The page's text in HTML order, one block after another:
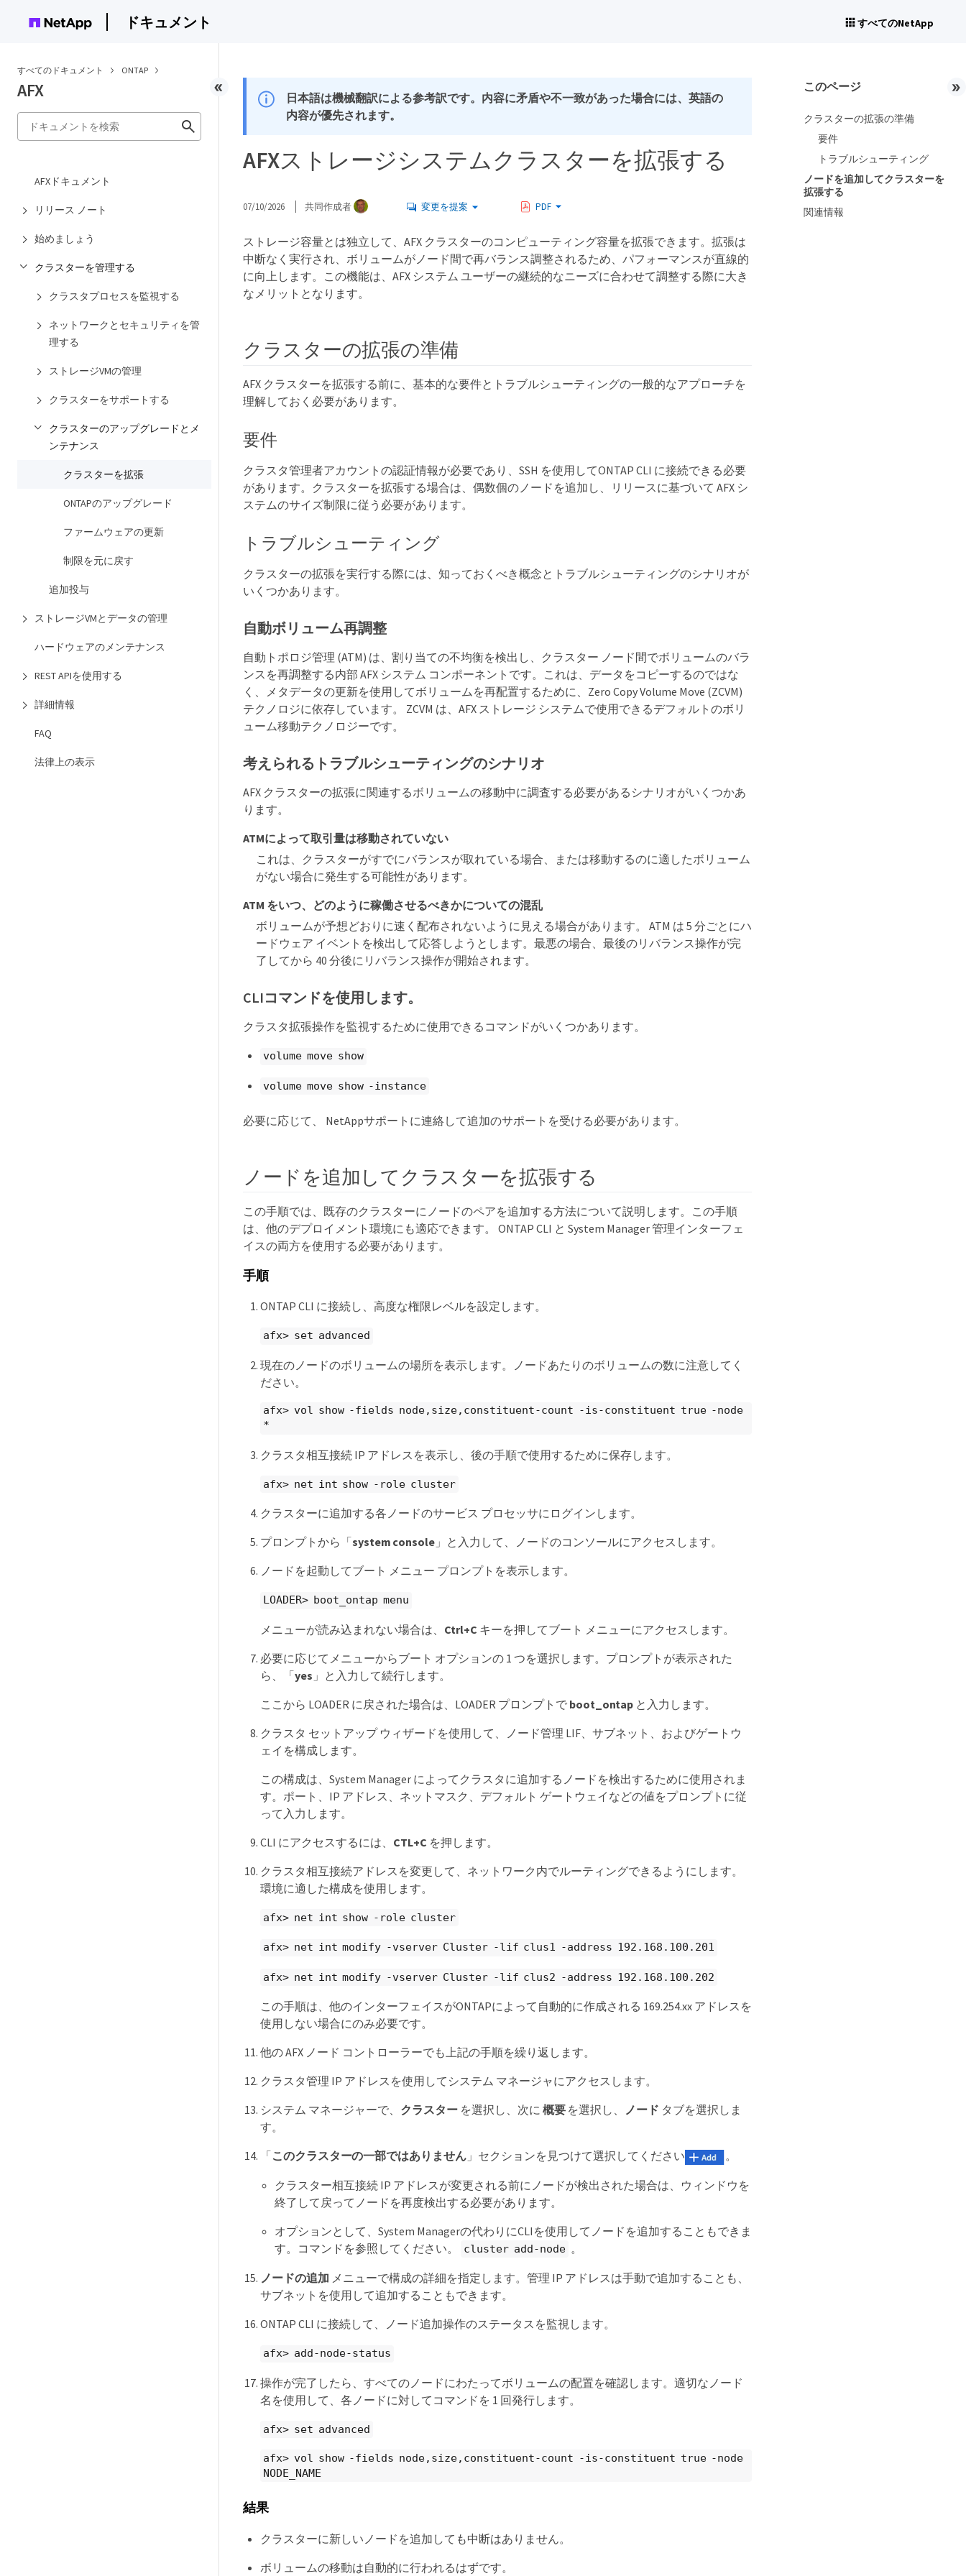
ドキュメント すべてのNetApp
すべてのドキュメント ONTAP
AFX
AFXドキュメント
リリース ノート
始めましょう
クラスターを管理する
クラスタプロセスを監視する
ネットワークとセキュリティを管
理する
ストレージVMの管理
クラスターをサポートする
クラスターのアップグレードとメ
ンテナンス
クラスターを拡張
ONTAPのアップグレード
ファームウェアの更新
制限を元に戻す
追加投与
ストレージVMとデータの管理
ハードウェアのメンテナンス
REST APIを使用する
詳細情報
FAQ
法律上の表示
日本語は機械翻訳による参考訳です。内容に矛盾や不一致があった場合には、英語の
内容が優先されます。
AFXストレージシステムクラスターを拡張する
07/10/2026 共同作成者 変更を提案 PDF
ストレージ容量とは独立して、AFX クラスターのコンピューティング容量を拡張できます。拡張は
中断なく実行され、ボリュームがノード間で再バランス調整されるため、パフォーマンスが直線的
に向上します。この機能は、AFX システム ユーザーの継続的なニーズに合わせて調整する際に大き
なメリットとなります。
クラスターの拡張の準備
AFX クラスターを拡張する前に、基本的な要件とトラブルシューティングの一般的なアプローチを
理解しておく必要があります。
要件
クラスタ管理者アカウントの認証情報が必要であり、SSH を使用してONTAP CLI に接続できる必要
があります。クラスターを拡張する場合は、偶数個のノードを追加し、リリースに基づいて AFX シ
ステムのサイズ制限に従う必要があります。
トラブルシューティング
クラスターの拡張を実行する際には、知っておくべき概念とトラブルシューティングのシナリオが
いくつかあります。
自動ボリューム再調整
自動トポロジ管理 (ATM) は、割り当ての不均衡を検出し、クラスター ノード間でボリュームのバラ
ンスを再調整する内部 AFX システム コンポーネントです。これは、データをコピーするのではな
く、メタデータの更新を使用してボリュームを再配置するために、Zero Copy Volume Move (ZCVM)
テクノロジに依存しています。 ZCVM は、AFX ストレージ システムで使用できるデフォルトのボリ
ューム移動テクノロジーです。
考えられるトラブルシューティングのシナリオ
AFX クラスターの拡張に関連するボリュームの移動中に調査する必要があるシナリオがいくつかあ
ります。
ATMによって取引量は移動されていない
これは、クラスターがすでにバランスが取れている場合、または移動するのに適したボリューム
がない場合に発生する可能性があります。
ATM をいつ、どのように稼働させるべきかについての混乱
ボリュームが予想どおりに速く配布されないように見える場合があります。 ATM は 5 分ごとにハ
ードウェア イベントを検出して応答しようとします。最悪の場合、最後のリバランス操作が完
了してから 40 分後にリバランス操作が開始されます。
CLIコマンドを使用します。
クラスタ拡張操作を監視するために使用できるコマンドがいくつかあります。
volume move show
volume move show -instance
必要に応じて、 NetAppサポートに連絡して追加のサポートを受ける必要があります。
ノードを追加してクラスターを拡張する
この手順では、既存のクラスターにノードのペアを追加する方法について説明します。この手順
は、他のデプロイメント環境にも適応できます。 ONTAP CLI と System Manager 管理インターフェ
イスの両方を使用する必要があります。
手順
ONTAP CLI に接続し、高度な権限レベルを設定します。
afx> set advanced
現在のノードのボリュームの場所を表示します。ノードあたりのボリュームの数に注意してく
ださい。
afx> vol show -fields node,size,constituent-count -is-constituent true -node
*
クラスタ相互接続 IP アドレスを表示し、後の手順で使用するために保存します。
afx> net int show -role cluster
クラスターに追加する各ノードのサービス プロセッサにログインします。
プロンプトから「system console」と入力して、ノードのコンソールにアクセスします。
ノードを起動してブート メニュー プロンプトを表示します。
LOADER> boot_ontap menu
メニューが読み込まれない場合は、 Ctrl+C キーを押してブート メニューにアクセスします。
必要に応じてメニューからブート オプションの 1 つを選択します。プロンプトが表示された
ら、「yes 」と入力して続行します。
ここから LOADER に戻された場合は、LOADER プロンプトで boot_ontap と入力します。
クラスタ セットアップ ウィザードを使用して、ノード管理 LIF、サブネット、およびゲートウ
ェイを構成します。
この構成は、System Manager によってクラスタに追加するノードを検出するために使用されま
す。ポート、IP アドレス、ネットマスク、デフォルト ゲートウェイなどの値をプロンプトに従
って入力します。
CLI にアクセスするには、 CTL+C を押します。
クラスタ相互接続アドレスを変更して、ネットワーク内でルーティングできるようにします。
環境に適した構成を使用します。
afx> net int show -role cluster
afx> net int modify -vserver Cluster -lif clus1 -address 192.168.100.201
afx> net int modify -vserver Cluster -lif clus2 -address 192.168.100.202
この手順は、他のインターフェイスがONTAPによって自動的に作成される 169.254.xx アドレスを
使用しない場合にのみ必要です。
他の AFX ノード コントローラーでも上記の手順を繰り返します。
クラスタ管理 IP アドレスを使用してシステム マネージャにアクセスします。
システム マネージャーで、 クラスターを選択し、次に 概要を選択し、 ノード タブを選択しま
す。
「このクラスターの一部ではありません」セクションを見つけて選択してください 。
クラスター相互接続 IP アドレスが変更される前にノードが検出された場合は、ウィンドウを
終了して戻ってノードを再度検出する必要があります。
オプションとして、System Managerの代わりにCLIを使用してノードを追加することもできま
す。コマンドを参照してください。
cluster add-node 。
ノードの追加 メニューで構成の詳細を指定します。管理 IP アドレスは手動で追加することも、
サブネットを使用して追加することもできます。
ONTAP CLI に接続して、ノード追加操作のステータスを監視します。
afx> add-node-status
操作が完了したら、すべてのノードにわたってボリュームの配置を確認します。適切なノード
名を使用して、各ノードに対してコマンドを 1 回発行します。
afx> set advanced
afx> vol show -fields node,size,constituent-count -is-constituent true -node
NODE_NAME
結果
クラスターに新しいノードを追加しても中断はありません。
ボリュームの移動は自動的に行われるはずです。
このページ
クラスターの拡張の準備
要件
トラブルシューティング
ノードを追加してクラスターを
拡張する
関連情報